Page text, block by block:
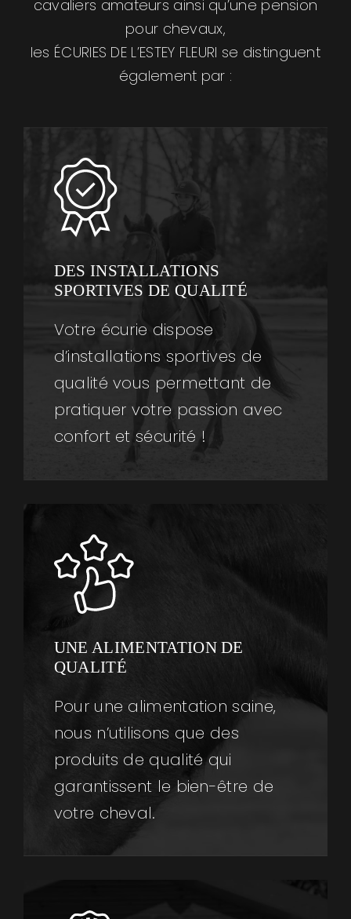
cavaliers amateurs ainsi qu’une pension
pour chevaux,
les ÉCURIES DE L’ESTEY FLEURI se distinguent
également par :
DES INSTALLATIONS
SPORTIVES DE QUALITÉ
Votre écurie dispose
d’installations sportives de
qualité vous permettant de
pratiquer votre passion avec
confort et sécurité !
UNE ALIMENTATION DE
QUALITÉ
Pour une alimentation saine,
nous n’utilisons que des
produits de qualité qui
garantissent le bien-être de
votre cheval.